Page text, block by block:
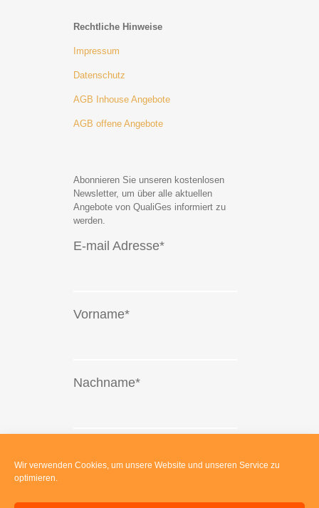
Wir verwenden Cookies, um unsere Website und unseren Service zu
optimieren.
Rechtliche Hinweise
Impressum
Datenschutz
AGB Inhouse Angebote
AGB offene Angebote
Abonnieren Sie unseren kostenlosen
Newsletter, um über alle aktuellen
Angebote von QualiGes informiert zu
werden.
E-mail Adresse*
Vorname*
Nachname*